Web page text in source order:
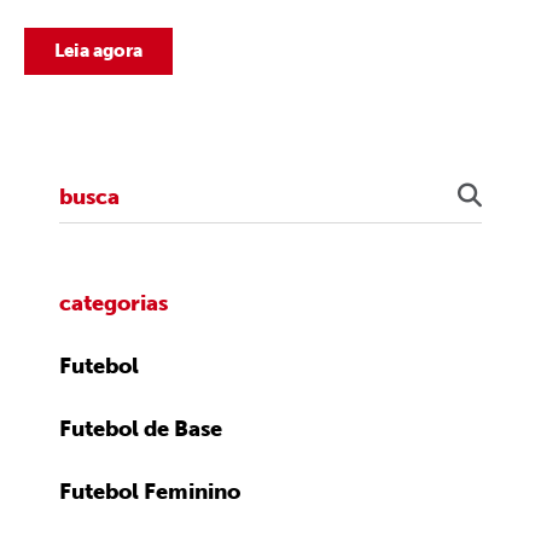
Leia agora
categorias
Futebol
Futebol de Base
Futebol Feminino